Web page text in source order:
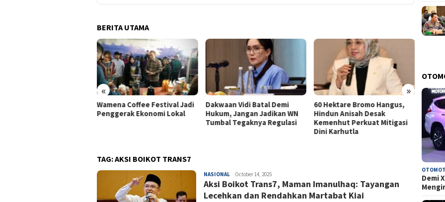
BERITA UTAMA
« »
Wamena Coffee Festival Jadi
Penggerak Ekonomi Lokal
Dakwaan Vidi Batal Demi
Hukum, Jangan Jadikan WN
Tumbal Tegaknya Regulasi
60 Hektare Bromo Hangus,
Hindun Anisah Desak
Kemenhut Perkuat Mitigasi
Dini Karhutla
79
Pusat
TAG:AKSI BOIKOT TRANS7
NASIONAL Mas
Husni
October 14, 2025
Aksi Boikot Trans7, Maman Imanulhaq: Tayangan
Lecehkan dan Rendahkan Martabat Kiai
Demi